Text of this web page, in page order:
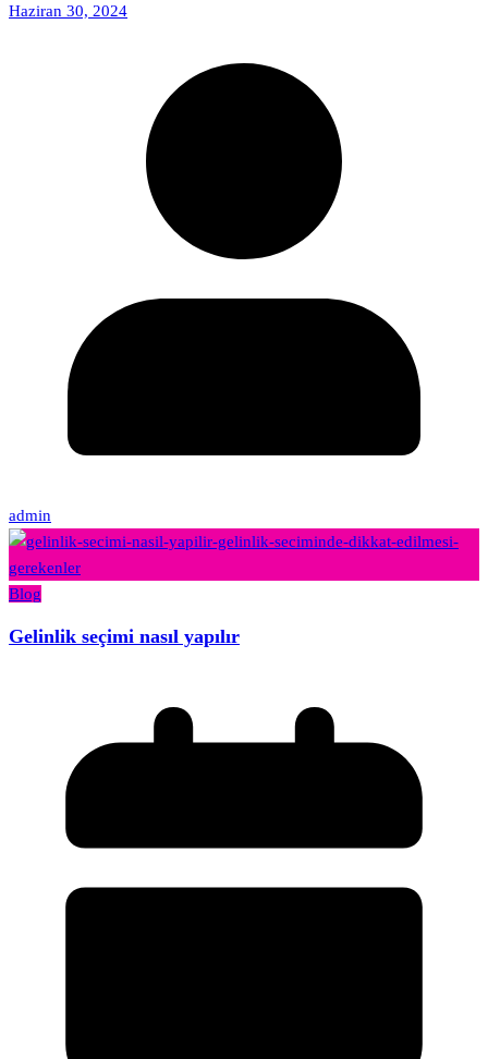
Haziran 30, 2024
admin
Blog
Gelinlik seçimi nasıl yapılır